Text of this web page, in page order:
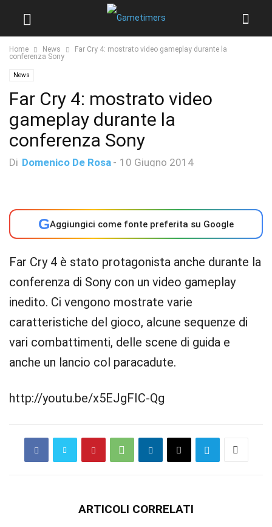
Home News
Far Cry 4: mostrato video gameplay durante la
conferenza Sony
News
Far Cry 4: mostrato video
gameplay durante la
conferenza Sony
Di Domenico De Rosa - 10 Giugno 2014
GAggiungici come fonte preferita su Google
Far Cry 4 è stato protagonista anche durante la
conferenza di Sony con un video gameplay
inedito. Ci vengono mostrate varie
caratteristiche del gioco, alcune sequenze di
vari combattimenti, delle scene di guida e
anche un lancio col paracadute.
http://youtu.be/x5EJgFIC-Qg
ARTICOLI CORRELATI